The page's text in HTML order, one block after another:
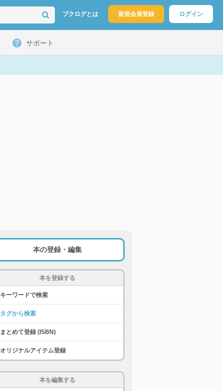
ブクログとは 新規会員登録 ログイン
サポート
本の登録・編集
本を登録する
キーワードで検索
タグから検索
まとめて登録 (ISBN)
オリジナルアイテム登録
本を編集する